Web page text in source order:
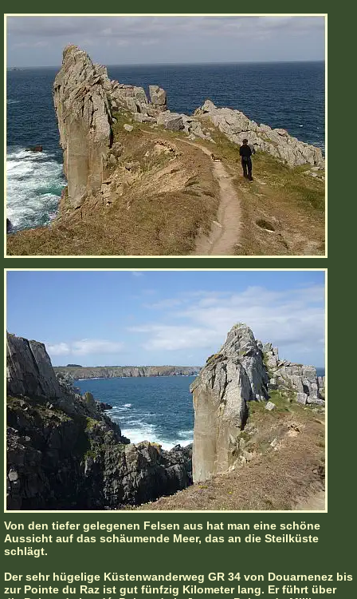
Von den tiefer gelegenen Felsen aus hat man eine schöne
Aussicht auf das schäumende Meer, das an die Steilküste
schlägt.
Der sehr hügelige Küstenwanderweg GR 34 von Douarnenez bis
zur Pointe du Raz ist gut fünfzig Kilometer lang. Er führt über